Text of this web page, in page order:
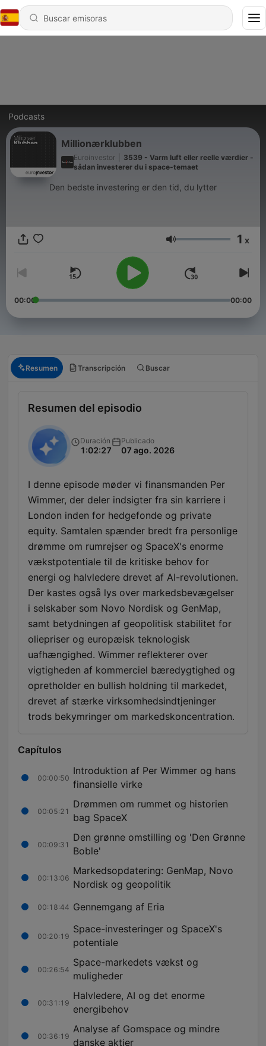
Podcasts
Millionærklubben
Euroinvestor
3539 - Varm luft eller reelle værdier -
sådan investerer du i space-temaet
Den bedste investering er den tid, du lytter
Volumen 1 x
00:00 00:00
Resumen Transcripción Buscar
Resumen del episodio
Duración
1:02:27
Publicado
07 ago. 2026
I denne episode møder vi finansmanden Per
Wimmer, der deler indsigter fra sin karriere i
London inden for hedgefonde og private
equity. Samtalen spænder bredt fra personlige
drømme om rumrejser og SpaceX's enorme
vækstpotentiale til de kritiske behov for
energi og halvledere drevet af AI-revolutionen.
Der kastes også lys over markedsbevægelser
i selskaber som Novo Nordisk og GenMap,
samt betydningen af geopolitisk stabilitet for
oliepriser og europæisk teknologisk
uafhængighed. Wimmer reflekterer over
vigtigheden af kommerciel bæredygtighed og
opretholder en bullish holdning til markedet,
drevet af stærke virksomhedsindtjeninger
trods bekymringer om markedskoncentration.
Capítulos
00:00:50
Introduktion af Per Wimmer og hans
finansielle virke
00:05:21
Drømmen om rummet og historien
bag SpaceX
00:09:31
Den grønne omstilling og 'Den Grønne
Boble'
00:13:06
Markedsopdatering: GenMap, Novo
Nordisk og geopolitik
00:18:44 Gennemgang af Eria
00:20:19
Space-investeringer og SpaceX's
potentiale
00:26:54
Space-markedets vækst og
muligheder
00:31:19
Halvledere, AI og det enorme
energibehov
00:36:19
Analyse af Gomspace og mindre
danske aktier